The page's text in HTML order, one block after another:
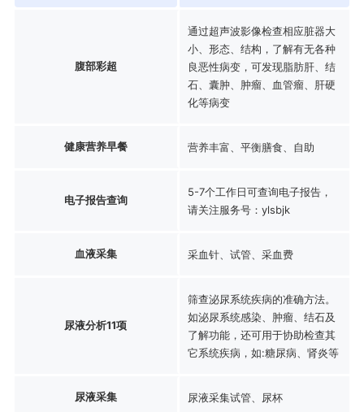
腹部彩超
通过超声波影像检查相应脏器大
小、形态、结构，了解有无各种
良恶性病变，可发现脂肪肝、结
石、囊肿、肿瘤、血管瘤、肝硬
化等病变
健康营养早餐 营养丰富、平衡膳食、自助
电子报告查询
5-7个工作日可查询电子报告，
请关注服务号：ylsbjk
血液采集 采血针、试管、采血费
尿液分析11项
筛查泌尿系统疾病的准确方法。
如泌尿系统感染、肿瘤、结石及
了解功能，还可用于协助检查其
它系统疾病，如:糖尿病、肾炎等
尿液采集 尿液采集试管、尿杯